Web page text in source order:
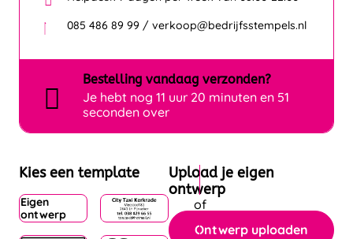
085 486 89 99 / verkoop@bedrijfsstempels.nl
Bestelling vandaag verzonden?
Je hebt nog 11 uur 20 minuten en 51
seconden over
Kies een template
Eigen
ontwerp
Upload je eigen
ontwerp
Ontwerp uploaden